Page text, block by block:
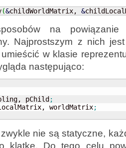
(&childWorldMatrix, &
na powiązanie
Najprostszym z nich
w klasie
następująco:
pChild;
worldMatrix
;
nie są statyczne,
klatkę. Do tego celu